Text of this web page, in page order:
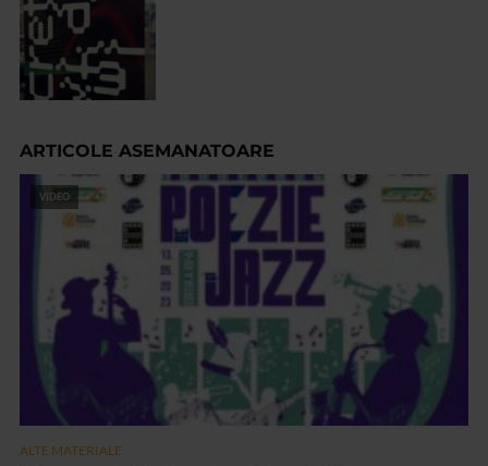
ARTICOLE ASEMANATOARE
VIDEO
ALTE MATERIALE